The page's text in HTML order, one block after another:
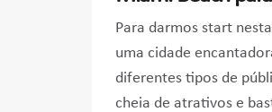
Para darmos start
uma cidade
diferentes tipos de
cheia de atrativos e